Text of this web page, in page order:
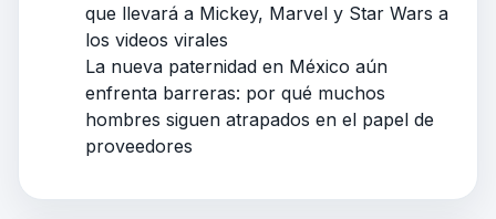
que llevará a Mickey, Marvel y Star Wars a
los videos virales
La nueva paternidad en México aún
enfrenta barreras: por qué muchos
hombres siguen atrapados en el papel de
proveedores